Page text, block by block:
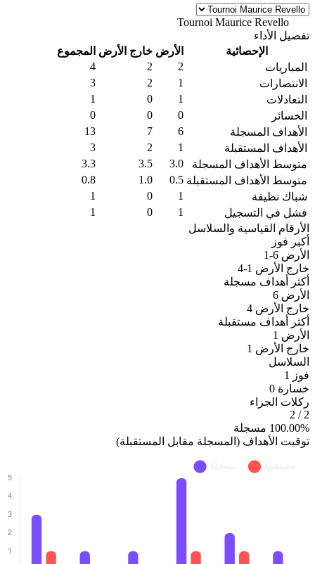
Tournoi Maurice Revello
تفصيل الأداء
الإحصائية
الأرض خارج الأرض المجموع
المباريات
2
2
4
الانتصارات
1
2
3
التعادلات
1
0
1
الخسائر
0
0
0
الأهداف المسجلة
6
7
13
الأهداف المستقبلة
1
2
3
متوسط الأهداف المسجلة
3.0
3.5
3.3
متوسط الأهداف المستقبلة 0.5
1.0
0.8
شباك نظيفة
1
0
1
فشل في التسجيل
1
0
1
الأرقام القياسية والسلاسل
أكبر فوز
الأرض 6-1
خارج الأرض 1-4
أكثر أهداف مسجلة
الأرض 6
خارج الأرض 4
أكثر أهداف مستقبلة
الأرض 1
خارج الأرض 1
السلاسل
فوز
1
خسارة 0
ركلات الجزاء
2
/ 2
100.00% مسجلة
توقيت الأهداف (المسجلة مقابل المستقبلة)